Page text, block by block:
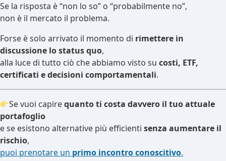
Se la risposta è “non lo so” o “probabilmente no”,
non è il mercato il problema.
Forse è solo arrivato il momento di rimettere in
discussione lo status quo,
alla luce di tutto ciò che abbiamo visto su costi, ETF,
certificati e decisioni comportamentali.
Se vuoi capirequanto ti costa davvero il tuo attuale
portafoglio
e se esistono alternative più efficienti senza aumentare il
rischio,
puoi prenotare un primo incontro conoscitivo.